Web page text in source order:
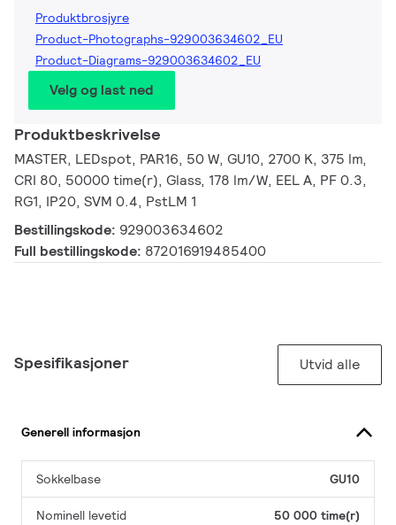
Produktbrosjyre
Product-Photographs-929003634602_EU
Product-Diagrams-929003634602_EU
Velg og last ned
Produktbeskrivelse
MASTER, LEDspot, PAR16, 50 W, GU10, 2700 K, 375 lm,
CRI 80, 50000 time(r), Glass, 178 lm/W, EEL A, PF 0.3,
RG1, IP20, SVM 0.4, PstLM 1
Bestillingskode: 929003634602
Full bestillingskode: 872016919485400
Spesifikasjoner Utvid alle
Generell informasjon
Sokkelbase GU10
Nominell levetid 50 000 time(r)